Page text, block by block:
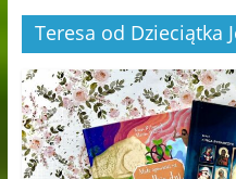
Teresa od Dzieciątka